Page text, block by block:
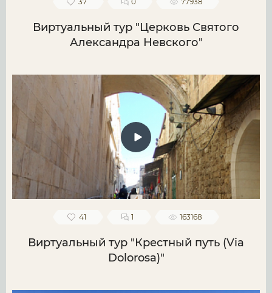
Виртуальный тур "Церковь Святого
Александра Невского"
41 1 163168
Виртуальный тур "Крестный путь (Via
Dolorosa)"